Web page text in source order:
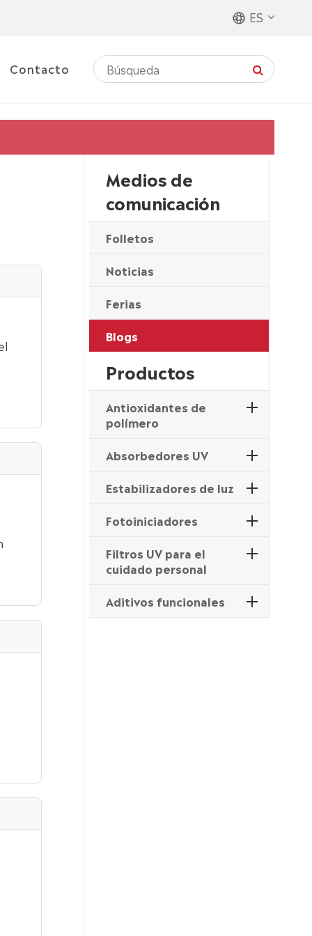
ES
Contacto
Medios de
comunicación
Folletos
Noticias
Ferias
Blogs
Productos
Antioxidantes de
polímero
Absorbedores UV
Estabilizadores de luz
Fotoiniciadores
Filtros UV para el
cuidado personal
Aditivos funcionales